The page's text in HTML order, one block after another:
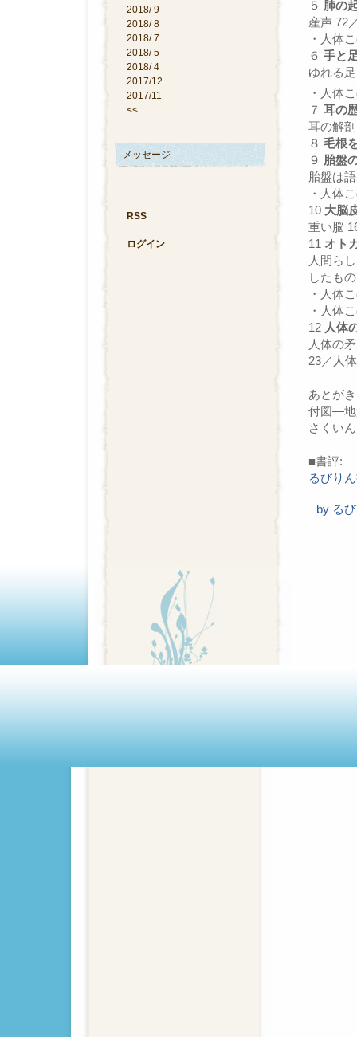
2018/ 9
2018/ 8
2018/ 7
2018/ 5
2018/ 4
2017/12
2017/11
<<
メッセージ
RSS
ログイン
５ 肺の
産声 72
・人体
６ 手と
ゆれる
・人体
７ 耳の
耳の解
８ 毛根
９ 胎盤
胎盤は
・人体
10 大脳
重い脳
11 オト
人間ら
したも
・人体
・人体
12 人体
人体の
23／人
あとが
付図―地
さくい
■書評:
るびり
by る